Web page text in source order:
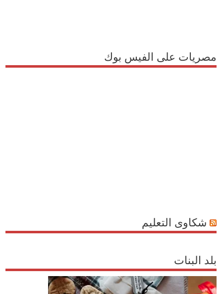
مصريات على الفيس بوك
شكاوى التعليم
بلد البنات